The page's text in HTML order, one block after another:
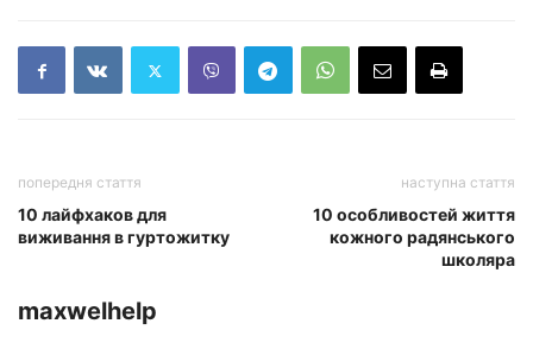
попередня стаття
10 лайфхаков для
виживання в гуртожитку
наступна стаття
10 особливостей життя
кожного радянського
школяра
maxwelhelp